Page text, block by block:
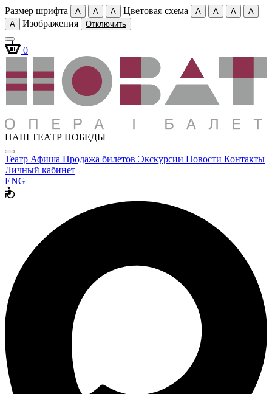
Размер шрифта A A A Цветовая схема A A A
A
A
Изображения Отключить
0
НАШ ТЕАТР ПОБЕДЫ
Театр Афиша Продажа билетов Экскурсии Новости Контакты
Личный кабинет
ENG